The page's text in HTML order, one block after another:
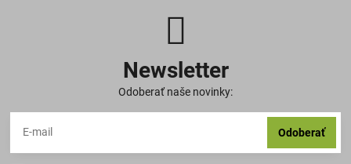
Newsletter
Odoberať naše novinky:
Odoberať